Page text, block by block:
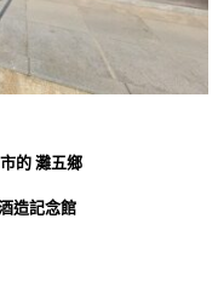
的 灘五鄉
造記念館